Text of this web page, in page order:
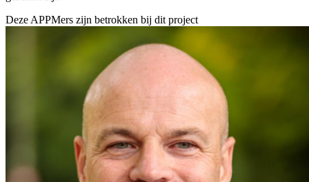
Deze APPMers zijn betrokken bij dit project